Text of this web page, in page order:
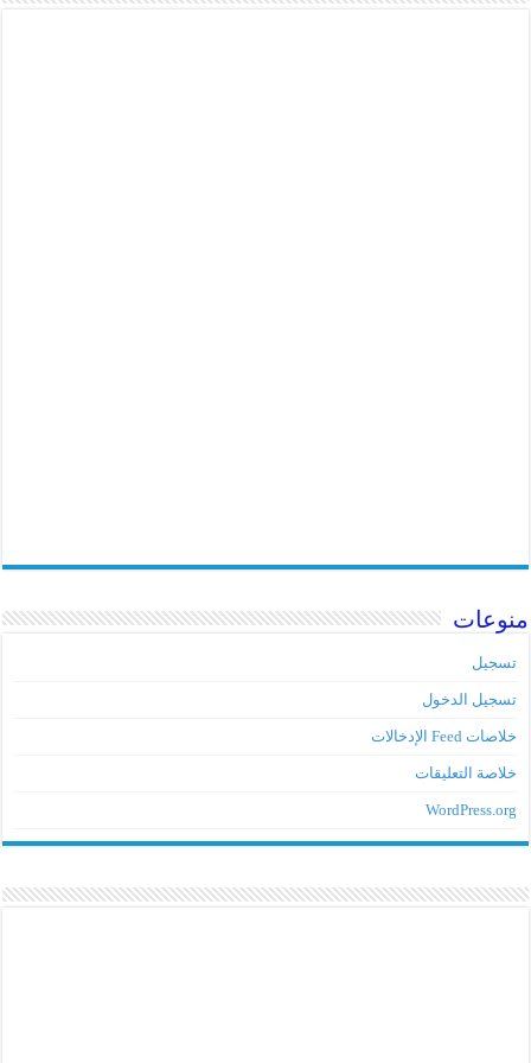
منوعات
تسجيل
تسجيل الدخول
خلاصات Feed الإدخالات
خلاصة التعليقات
WordPress.org